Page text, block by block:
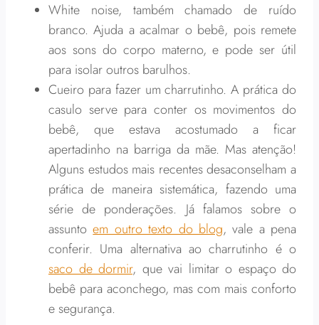
White noise, também chamado de ruído
branco. Ajuda a acalmar o bebê, pois remete
aos sons do corpo materno, e pode ser útil
para isolar outros barulhos.
Cueiro para fazer um charrutinho. A prática do
casulo serve para conter os movimentos do
bebê, que estava acostumado a ficar
apertadinho na barriga da mãe. Mas atenção!
Alguns estudos mais recentes desaconselham a
prática de maneira sistemática, fazendo uma
série de ponderações. Já falamos sobre o
assuntoem outro texto do blog, vale a pena
conferir. Uma alternativa ao charrutinho é o
saco de dormir, que vai limitar o espaço do
bebê para aconchego, mas com mais conforto
e segurança.